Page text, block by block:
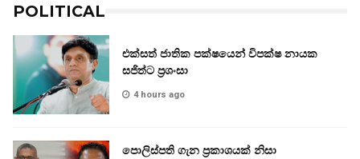
POLITICAL
එක්සත් ජාතික පක්ෂයෙන් විපක්ෂ නායක
සජිත්ට ප්‍රශංසා
4 hours ago
පොලිස්පති ගැන ප්‍රකාශයක් නිසා